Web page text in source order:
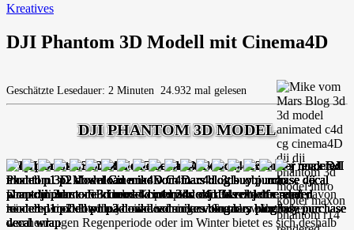
Kreatives
DJI Phantom 3D Modell mit Cinema4D
Geschätzte Lesedauer: 2 Minuten 24.932 mal gelesen
DJI PHANTOM 3D MODEL
Der schlimmste Feind des Kopterpiloten ist das Wetter -und davon
können wir Deutsche ja ein Lied singen. Gerade während einer
wochenlangen Regenperiode oder im Winter bietet es sich deshalb